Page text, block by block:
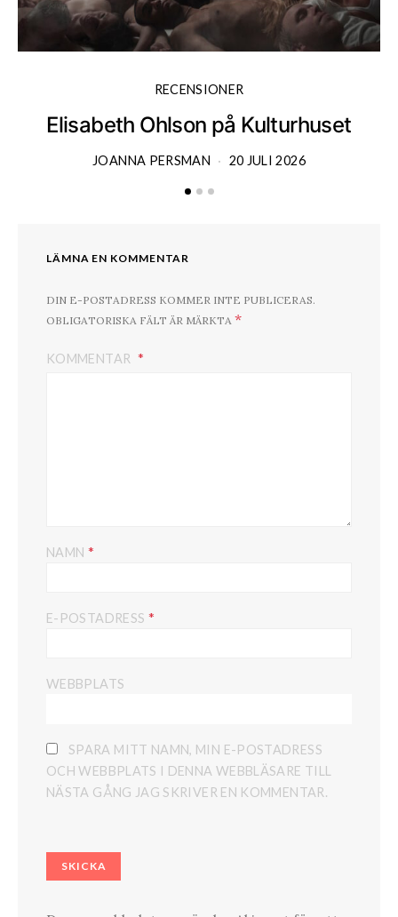
RECENSIONER
Elisabeth Ohlson på Kulturhuset
JOANNA PERSMAN 20 JULI 2026
LÄMNA EN KOMMENTAR
DIN E-POSTADRESS KOMMER INTE PUBLICERAS.
OBLIGATORISKA FÄLT ÄR MÄRKTA *
KOMMENTAR
NAMN *
E-POSTADRESS *
WEBBPLATS
SPARA MITT NAMN, MIN E-POSTADRESS
OCH WEBBPLATS I DENNA WEBBLÄSARE TILL
NÄSTA GÅNG JAG SKRIVER EN KOMMENTAR.